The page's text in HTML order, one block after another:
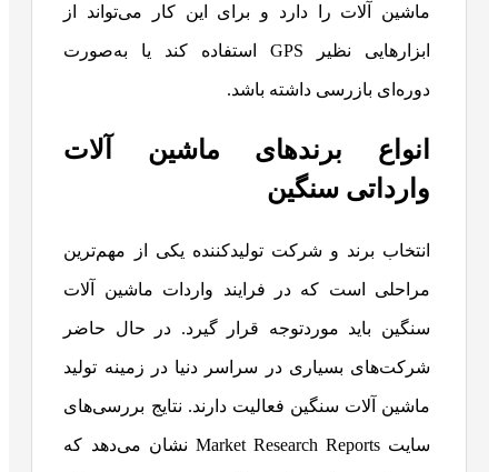
ماشین آلات را دارد و برای این کار می‌تواند از
ابزارهایی نظیر GPS استفاده کند یا به‌صورت
دوره‌ای بازرسی داشته باشد.
انواع برندهای ماشین آلات
وارداتی سنگین
انتخاب برند و شرکت تولیدکننده یکی از مهم‌ترین
مراحلی است که در فرایند واردات ماشین آلات
سنگین باید موردتوجه قرار گیرد. در حال حاضر
شرکت‌های بسیاری در سراسر دنیا در زمینه تولید
ماشین آلات سنگین فعالیت دارند. نتایج بررسی‌های
سایت Market Research Reports نشان می‌دهد که